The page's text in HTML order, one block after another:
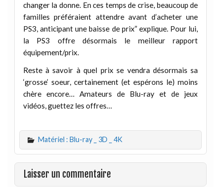
changer la donne. En ces temps de crise, beaucoup de
familles préféraient attendre avant d’acheter une
PS3, anticipant une baisse de prix” explique. Pour lui,
la PS3 offre désormais le meilleur rapport
équipement/prix.
Reste à savoir à quel prix se vendra désormais sa
‘grosse’ soeur, certainement (et espérons le) moins
chère encore… Amateurs de Blu-ray et de jeux
vidéos, guettez les offres…
Matériel : Blu-ray _ 3D _ 4K
Laisser un commentaire